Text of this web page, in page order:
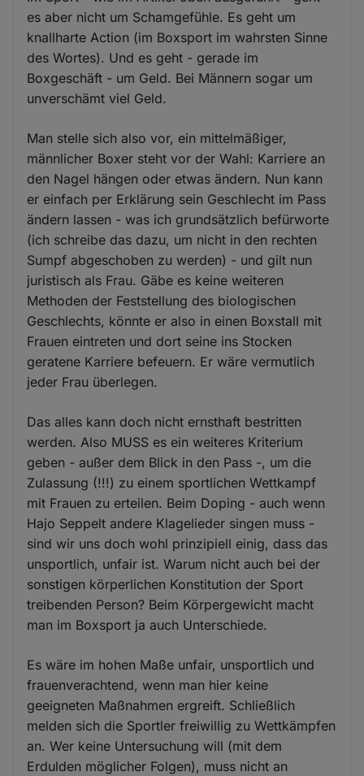
es aber nicht um Schamgefühle. Es geht um
knallharte Action (im Boxsport im wahrsten Sinne
des Wortes). Und es geht - gerade im
Boxgeschäft - um Geld. Bei Männern sogar um
unverschämt viel Geld.
Man stelle sich also vor, ein mittelmäßiger,
männlicher Boxer steht vor der Wahl: Karriere an
den Nagel hängen oder etwas ändern. Nun kann
er einfach per Erklärung sein Geschlecht im Pass
ändern lassen - was ich grundsätzlich befürworte
(ich schreibe das dazu, um nicht in den rechten
Sumpf abgeschoben zu werden) - und gilt nun
juristisch als Frau. Gäbe es keine weiteren
Methoden der Feststellung des biologischen
Geschlechts, könnte er also in einen Boxstall mit
Frauen eintreten und dort seine ins Stocken
geratene Karriere befeuern. Er wäre vermutlich
jeder Frau überlegen.
Das alles kann doch nicht ernsthaft bestritten
werden. Also MUSS es ein weiteres Kriterium
geben - außer dem Blick in den Pass -, um die
Zulassung (!!!) zu einem sportlichen Wettkampf
mit Frauen zu erteilen. Beim Doping - auch wenn
Hajo Seppelt andere Klagelieder singen muss -
sind wir uns doch wohl prinzipiell einig, dass das
unsportlich, unfair ist. Warum nicht auch bei der
sonstigen körperlichen Konstitution der Sport
treibenden Person? Beim Körpergewicht macht
man im Boxsport ja auch Unterschiede.
Es wäre im hohen Maße unfair, unsportlich und
frauenverachtend, wenn man hier keine
geeigneten Maßnahmen ergreift. Schließlich
melden sich die Sportler freiwillig zu Wettkämpfen
an. Wer keine Untersuchung will (mit dem
Erdulden möglicher Folgen), muss nicht an